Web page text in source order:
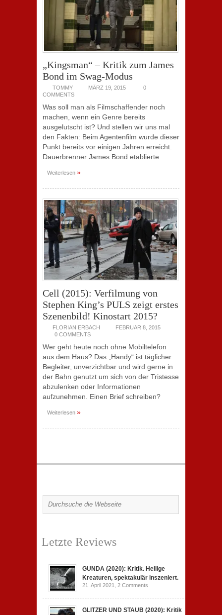
„Kingsman“ – Kritik zum James
Bond im Swag-Modus
TOMMY MÄRZ 19, 2015
0
COMMENTS
Was soll man als Filmschaffender noch
machen, wenn ein Genre bereits
ausgelutscht ist? Und stellen wir uns mal
den Fakten: Beim Agentenfilm wurde dieser
Punkt bereits vor einigen Jahren erreicht.
Dauerbrenner James Bond etablierte
Weiterlesen »
Cell (2015): Verfilmung von
Stephen King’s PULS zeigt erstes
Szenenbild! Kinostart 2015?
FLORIAN ERBACH
FEBRUAR 8, 2015
0 COMMENTS
Wer geht heute noch ohne Mobiltelefon
aus dem Haus? Das „Handy“ ist täglicher
Begleiter, unverzichtbar und wird gerne in
der Bahn genutzt um sich von der Tristesse
abzulenken oder Informationen
aufzunehmen. Einen Brief schreiben?
Weiterlesen »
Letzte Reviews
GUNDA (2020): Kritik. Heilige
Kreaturen, spektakulär inszeniert.
21. April 2021, 2 Comments
GLITZER UND STAUB (2020): Kritik